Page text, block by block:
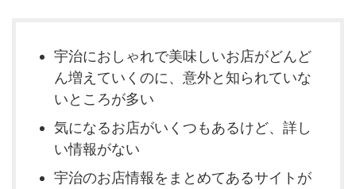
宇治におしゃれで美味しいお店がどんど
ん増えていくのに、意外と知られていな
いところが多い
気になるお店がいくつもあるけど、詳し
い情報がない
宇治のお店情報をまとめてあるサイトが